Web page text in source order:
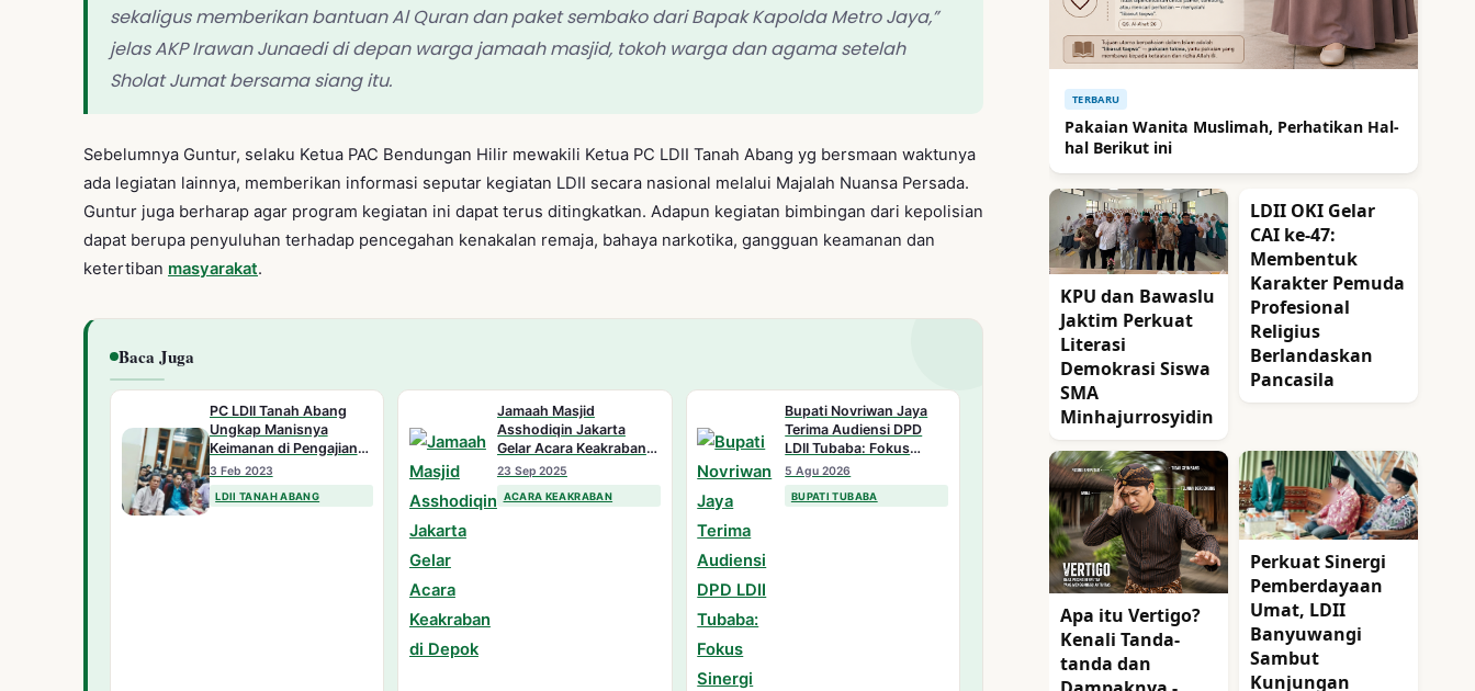
sekaligus memberikan bantuan Al Quran dan paket sembako dari Bapak Kapolda Metro Jaya,”
jelas AKP Irawan Junaedi di depan warga jamaah masjid, tokoh warga dan agama setelah
Sholat Jumat bersama siang itu.
Sebelumnya Guntur, selaku Ketua PAC Bendungan Hilir mewakili Ketua PC LDII Tanah Abang yg bersmaan waktunya
ada legiatan lainnya, memberikan informasi seputar kegiatan LDII secara nasional melalui Majalah Nuansa Persada.
Guntur juga berharap agar program kegiatan ini dapat terus ditingkatkan. Adapun kegiatan bimbingan dari kepolisian
dapat berupa penyuluhan terhadap pencegahan kenakalan remaja, bahaya narkotika, gangguan keamanan dan
ketertiban masyarakat.
Baca Juga
PC LDII Tanah Abang
Ungkap Manisnya
Keimanan di Pengajian
Rutin Mingguan
3 Feb 2023
LDII TANAH ABANG
Jamaah Masjid
Asshodiqin Jakarta
Gelar Acara Keakraban
di Depok
23 Sep 2025
ACARA KEAKRABAN
Bupati Novriwan Jaya
Terima Audiensi DPD
LDII Tubaba: Fokus
Sinergi Lima Program
Prioritas Daerah
5 Agu 2026
BUPATI TUBABA
TERBARU
Pakaian Wanita Muslimah, Perhatikan Hal-
hal Berikut ini
KPU dan Bawaslu
Jaktim Perkuat
Literasi
Demokrasi Siswa
SMA
Minhajurrosyidin
LDII OKI Gelar
CAI ke-47:
Membentuk
Karakter Pemuda
Profesional
Religius
Berlandaskan
Pancasila
Apa itu Vertigo?
Kenali Tanda-
tanda dan
Perkuat Sinergi
Pemberdayaan
Umat, LDII
Banyuwangi
Sambut
Kunjungan